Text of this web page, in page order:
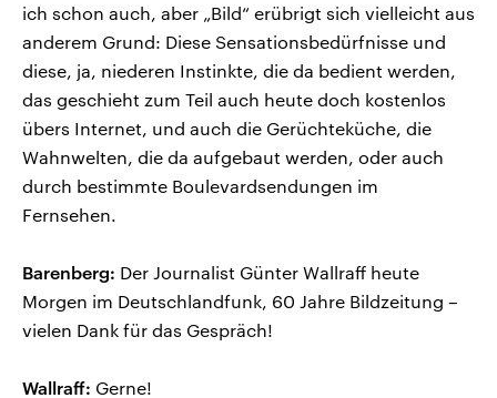
ich schon auch, aber „Bild“ erübrigt sich vielleicht aus
anderem Grund: Diese Sensationsbedürfnisse und
diese, ja, niederen Instinkte, die da bedient werden,
das geschieht zum Teil auch heute doch kostenlos
übers Internet, und auch die Gerüchteküche, die
Wahnwelten, die da aufgebaut werden, oder auch
durch bestimmte Boulevardsendungen im
Fernsehen.
Barenberg: Der Journalist Günter Wallraff heute
Morgen im Deutschlandfunk, 60 Jahre Bildzeitung –
vielen Dank für das Gespräch!
Wallraff: Gerne!